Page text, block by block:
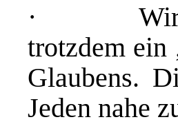
· Wir
trotzdem ein
Glaubens.
Jeden nahe